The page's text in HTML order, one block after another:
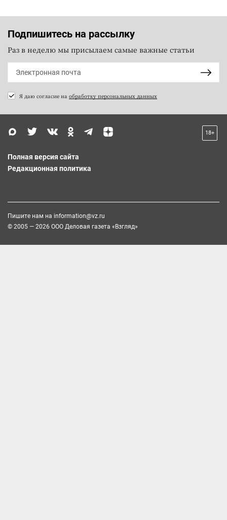
Подпишитесь на рассылку
Раз в неделю мы присылаем самые важные статьи
Я даю согласие на обработку персональных данных
18+
Полная версия сайта
Редакционная политика
Пишите нам на information@vz.ru
© 2005 — 2026 ООО Деловая газета «Взгляд»